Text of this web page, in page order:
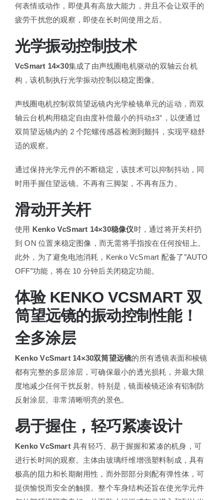
何表情或动作，即使具有高放大能力，并且不会让双手的
疲劳干扰您的观察，即使在长时间使用之后。
光学振动控制技术
VcSmart 14×30集成了由声线圈电机驱动的双轴云台机
构，该机制执行光学振动控制以稳定图像。
声线圈电机控制双筒望远镜内光学棱镜单元的运动，而双
轴云台机构用稳定自由度补偿最小的抖动±3°，以便通过
双筒望远镜内的 2 个陀螺传感器检测到颤抖，实现平稳舒
适的观察。
通过保持光学元件的不断稳定，该技术可以抑制抖动，同
时用手握住望远镜。不再有三脚架，不再有压力。
滑动开关杆
使用 Kenko VcSmart 14×30稳像仪时，通过将开关杆扔
到 ON 位置来稳定图像，而无需将手指按在任何按钮上。
此外，为了避免电池消耗，Kenko VcSmart 配备了”AUTO
OFF”功能，将在 10 分钟后关闭稳定功能。
体验 KENKO VCSMART 双
筒望远镜的振动控制性能！
全多涂层
Kenko VcSmart 14×30双筒望远镜的所有透镜表面和棱镜
都有完整的多层涂层，可确保最小的透光损耗，并最大限
度地减少任何干扰反射。特别是，镜面棱镜还涂有铝制防
反射涂层。非常清晰明亮的景色。
易于握住，轻巧紧凑设计
Kenko VcSmart具有轻巧、易于握握和紧凑的机身，可
进行长时间的观察。主体由玻璃纤维增强塑料制成，具有
极高的阻力和长期耐用性，而外部部分则配有弹性体，可
提供愉悦而安全的触摸。整个车身结构还旨在使光学元件